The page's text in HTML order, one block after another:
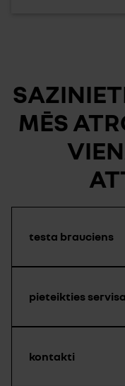
MĒS
testa brauciens
pieteikties
kontakti